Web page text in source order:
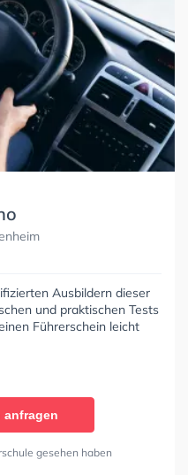
Ausbildern dieser
und praktischen Tests
Führerschein leicht
anfragen
gesehen haben